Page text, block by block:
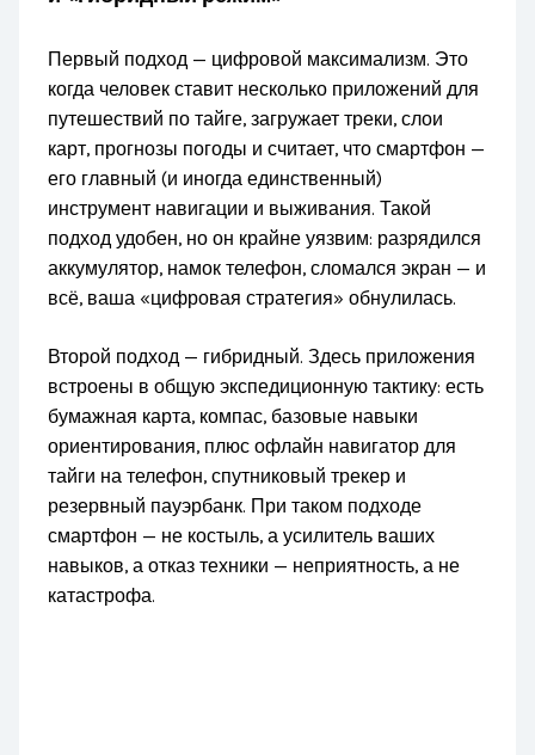
Первый подход — цифровой максимализм. Это
когда человек ставит несколько приложений для
путешествий по тайге, загружает треки, слои
карт, прогнозы погоды и считает, что смартфон —
его главный (и иногда единственный)
инструмент навигации и выживания. Такой
подход удобен, но он крайне уязвим: разрядился
аккумулятор, намок телефон, сломался экран — и
всё, ваша «цифровая стратегия» обнулилась.
Второй подход — гибридный. Здесь приложения
встроены в общую экспедиционную тактику: есть
бумажная карта, компас, базовые навыки
ориентирования, плюс офлайн навигатор для
тайги на телефон, спутниковый трекер и
резервный пауэрбанк. При таком подходе
смартфон — не костыль, а усилитель ваших
навыков, а отказ техники — неприятность, а не
катастрофа.